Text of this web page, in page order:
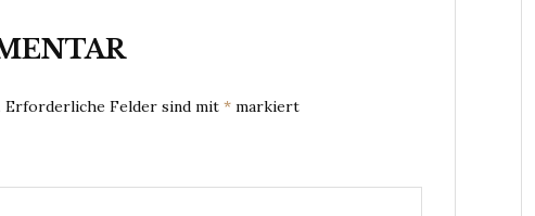
Erforderliche Felder sind mit * markiert